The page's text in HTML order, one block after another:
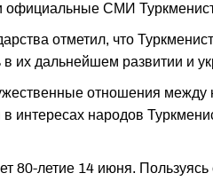
официальные СМИ
отметил, что
их дальнейшем развитии и
отношения
в интересах народов
80-летие 14 июня.